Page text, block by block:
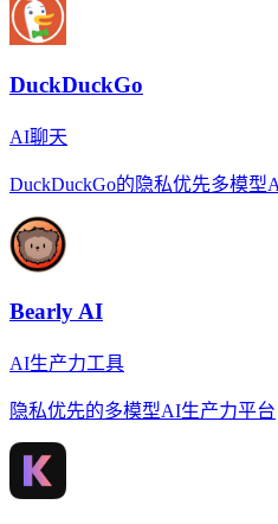
DuckDuckGo
AI聊天
DuckDuckGo的隐私优先多模型
Bearly AI
AI生产力工具
隐私优先的多模型AI生产力平台